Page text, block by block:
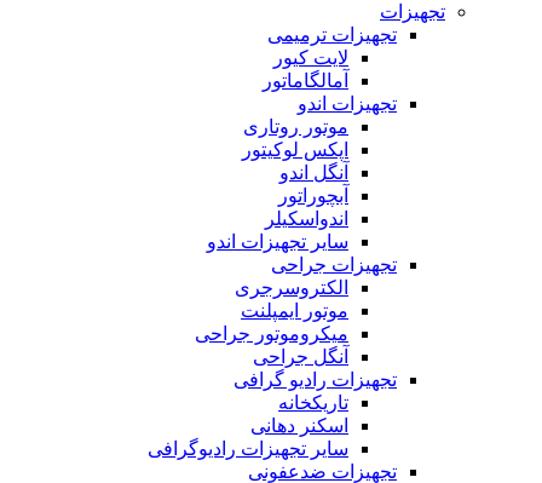
تجهیزات
تجهیزات ترمیمی
لایت کیور
آمالگاماتور
تجهیزات اندو
موتور روتاری
اپکس لوکیتور
آنگل اندو
آبچوراتور
اندواسکیلر
سایر تجهیزات اندو
تجهیزات جراحی
الکتروسرجری
موتور ایمپلنت
میکروموتور جراحی
آنگل جراحی
تجهیزات رادیو گرافی
تاریکخانه
اسکنر دهانی
سایر تجهیزات رادیوگرافی
تجهیزات ضدعفونی